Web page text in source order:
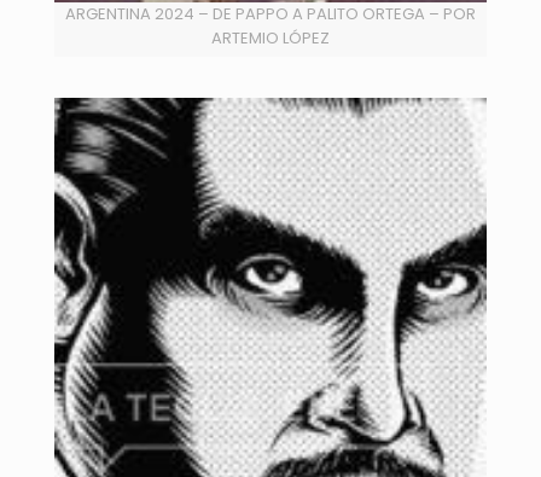
ARGENTINA 2024 – DE PAPPO A PALITO ORTEGA – POR
ARTEMIO LÓPEZ